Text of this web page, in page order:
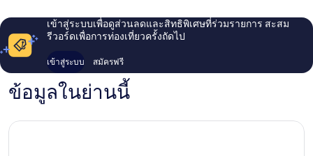
เข้าสู่ระบบเพื่อดูส่วนลดและสิทธิพิเศษที่ร่วมรายการ สะสม
รีวอร์ดเพื่อการท่องเที่ยวครั้งถัดไป
เข้าสู่ระบบ สมัครฟรี
ข้อมูลในย่านนี้